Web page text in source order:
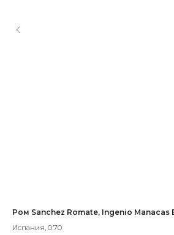
Ром Sanchez Romate, Ingenio Manacas
Испания, 0.70